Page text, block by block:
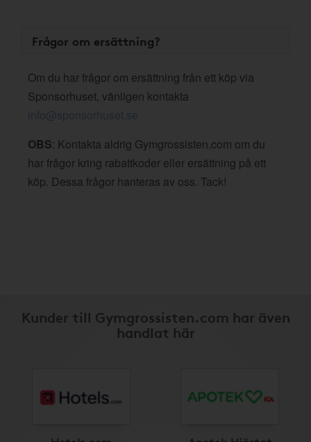
Frågor om ersättning?
Om du har frågor om ersättning från ett köp via
Sponsorhuset, vänligen kontakta
info@sponsorhuset.se
OBS: Kontakta aldrig Gymgrossisten.com om du
har frågor kring rabattkoder eller ersättning på ett
köp. Dessa frågor hanteras av oss. Tack!
Kunder till Gymgrossisten.com har även
handlat här